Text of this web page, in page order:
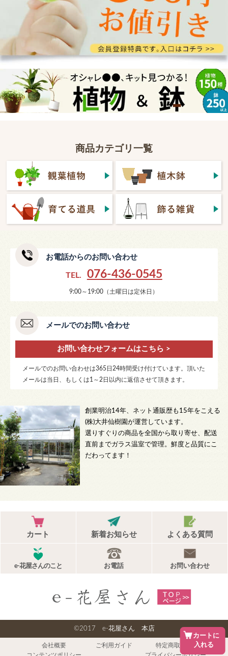
商品カテゴリ一覧
お電話からのお問い合わせ
TEL. 076-436-0545
9:00～19:00（土曜日は定休日）
メールでのお問い合わせ
お問い合わせフォームはこちら >
メールでのお問い合わせは365日24時間受け付けています。頂いた
メールは当日、もしくは1～2日以内に返信させて頂きます。
創業明治14年、ネット通販歴も15年をこえる
(株)大井仙樹園が運営しています。
選りすぐりの商品を全国から取り寄せ、配送
直前までガラス温室で管理。鮮度と品質にこ
だわってます！
カート 新着お知らせ よくある質問
e-花屋さんのこと お電話 お問い合わせ
©2017 e-花屋さん 本店
会社概要 ご利用ガイド
特定商取引法
カートに
入れる